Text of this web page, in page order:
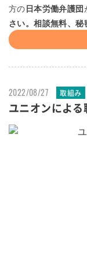
方の日本労働弁護団
さい。相談無料、秘
2022/08/27 取組み
ユニオンによる